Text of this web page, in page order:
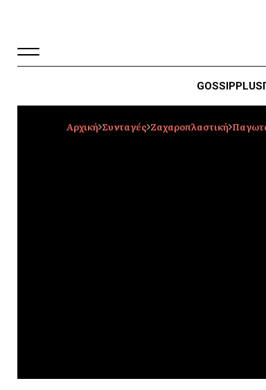
GOSSIPPLUS
Αρχική Συνταγές Ζαχαροπλαστική